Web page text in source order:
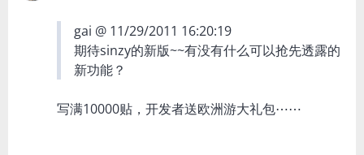
gai @ 11/29/2011 16:20:19
期待sinzy的新版~~有没有什么可以抢先透露的
新功能？
写满10000贴，开发者送欧洲游大礼包⋯⋯